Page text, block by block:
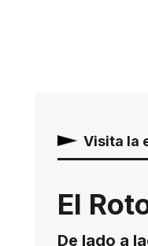
Visita la
El
De lado a